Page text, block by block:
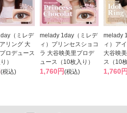
（ミレデ
リング 大
ロデュース
）
(税込)
melady 1day（ミレデ
ィ）プリンセスショコ
ラ 大谷映美里プロデ
ュース（10枚入り）
1,760円(税込)
melady
ィ）ア
大谷映
ス（10
1,760